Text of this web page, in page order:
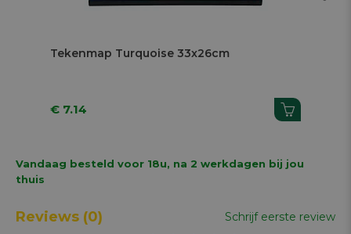
Tekenmap Turquoise 33x26cm
€ 7.14
Vandaag besteld voor 18u, na 2 werkdagen bij jou
thuis
Reviews (0) Schrijf eerste review